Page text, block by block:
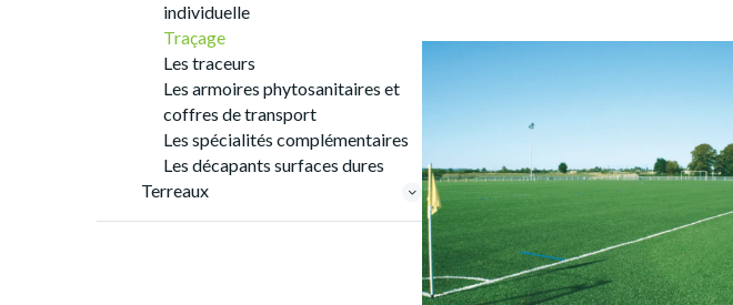
individuelle
Traçage
Les traceurs
Les armoires phytosanitaires et
coffres de transport
Les spécialités complémentaires
Les décapants surfaces dures
Terreaux